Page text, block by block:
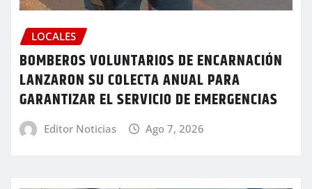
LOCALES
BOMBEROS VOLUNTARIOS DE ENCARNACIÓN
LANZARON SU COLECTA ANUAL PARA
GARANTIZAR EL SERVICIO DE EMERGENCIAS
Editor Noticias Ago 7, 2026